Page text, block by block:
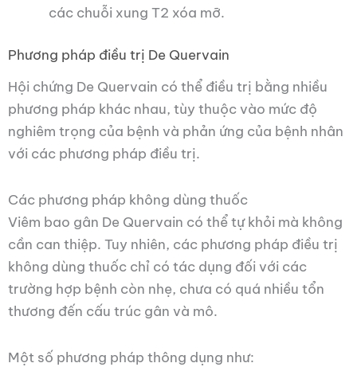
các chuỗi xung T2 xóa mỡ.
Phương pháp điều trị De Quervain
Hội chứng De Quervain có thể điều trị bằng nhiều
phương pháp khác nhau, tùy thuộc vào mức độ
nghiêm trọng của bệnh và phản ứng của bệnh nhân
với các phương pháp điều trị.
Các phương pháp không dùng thuốc
Viêm bao gân De Quervain có thể tự khỏi mà không
cần can thiệp. Tuy nhiên, các phương pháp điều trị
không dùng thuốc chỉ có tác dụng đối với các
trường hợp bệnh còn nhẹ, chưa có quá nhiều tổn
thương đến cấu trúc gân và mô.
Một số phương pháp thông dụng như: